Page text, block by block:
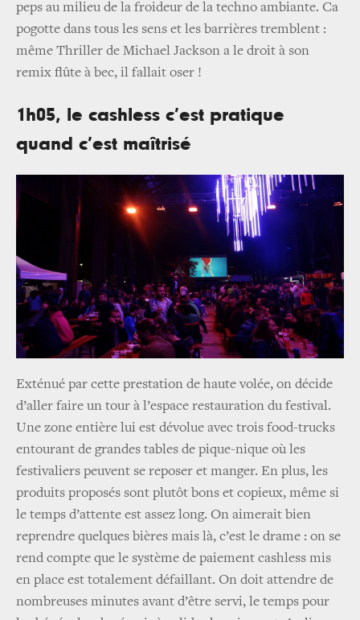
peps au milieu de la froideur de la techno ambiante. Ca
pogotte dans tous les sens et les barrières tremblent :
même Thriller de Michael Jackson a le droit à son
remix flûte à bec, il fallait oser !
1h05, le cashless c’est pratique
quand c’est maîtrisé
Exténué par cette prestation de haute volée, on décide
d’aller faire un tour à l’espace restauration du festival.
Une zone entière lui est dévolue avec trois food-trucks
entourant de grandes tables de pique-nique où les
festivaliers peuvent se reposer et manger. En plus, les
produits proposés sont plutôt bons et copieux, même si
le temps d’attente est assez long. On aimerait bien
reprendre quelques bières mais là, c’est le drame : on se
rend compte que le système de paiement cashless mis
en place est totalement défaillant. On doit attendre de
nombreuses minutes avant d’être servi, le temps pour